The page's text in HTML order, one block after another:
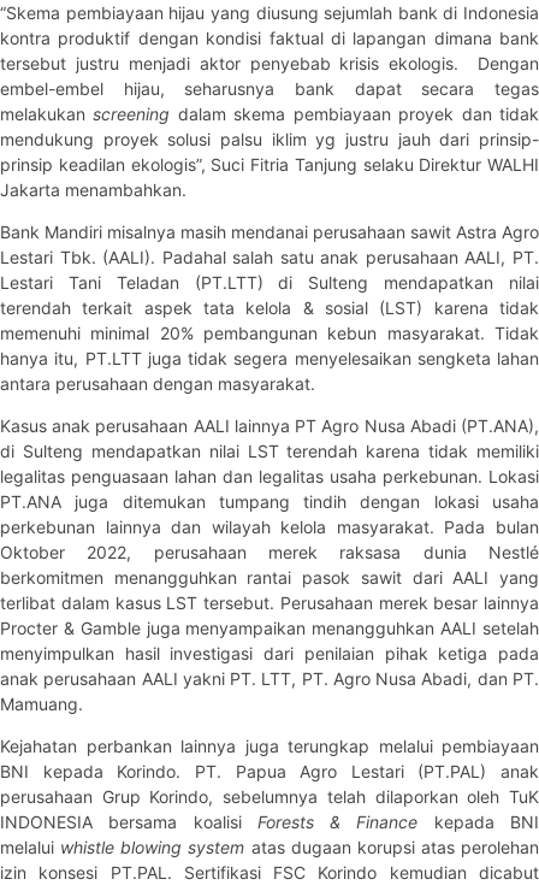
“Skema pembiayaan hijau yang diusung sejumlah bank di Indonesia
kontra produktif dengan kondisi faktual di lapangan dimana bank
tersebut justru menjadi aktor penyebab krisis ekologis. Dengan
embel-embel hijau, seharusnya bank dapat secara tegas
melakukanscreening dalam skema pembiayaan proyek dan tidak
mendukung proyek solusi palsu iklim yg justru jauh dari prinsip-
prinsip keadilan ekologis”, Suci Fitria Tanjung selaku Direktur WALHI
Jakarta menambahkan.
Bank Mandiri misalnya masih mendanai perusahaan sawit Astra Agro
Lestari Tbk. (AALI). Padahal salah satu anak perusahaan AALI, PT.
Lestari Tani Teladan (PT.LTT) di Sulteng mendapatkan nilai
terendah terkait aspek tata kelola & sosial (LST) karena tidak
memenuhi minimal 20% pembangunan kebun masyarakat. Tidak
hanya itu, PT.LTT juga tidak segera menyelesaikan sengketa lahan
antara perusahaan dengan masyarakat.
Kasus anak perusahaan AALI lainnya PT Agro Nusa Abadi (PT.ANA),
di Sulteng mendapatkan nilai LST terendah karena tidak memiliki
legalitas penguasaan lahan dan legalitas usaha perkebunan. Lokasi
PT.ANA juga ditemukan tumpang tindih dengan lokasi usaha
perkebunan lainnya dan wilayah kelola masyarakat. Pada bulan
Oktober 2022, perusahaan merek raksasa dunia Nestlé
berkomitmen menangguhkan rantai pasok sawit dari AALI yang
terlibat dalam kasus LST tersebut. Perusahaan merek besar lainnya
Procter & Gamble juga menyampaikan menangguhkan AALI setelah
menyimpulkan hasil investigasi dari penilaian pihak ketiga pada
anak perusahaan AALI yakni PT. LTT, PT. Agro Nusa Abadi, dan PT.
Mamuang.
Kejahatan perbankan lainnya juga terungkap melalui pembiayaan
BNI kepada Korindo. PT. Papua Agro Lestari (PT.PAL) anak
perusahaan Grup Korindo, sebelumnya telah dilaporkan oleh TuK
INDONESIA bersama koalisi Forests & Finance kepada BNI
melalui whistle blowing system atas dugaan korupsi atas perolehan
izin konsesi PT.PAL. Sertifikasi FSC Korindo kemudian dicabut